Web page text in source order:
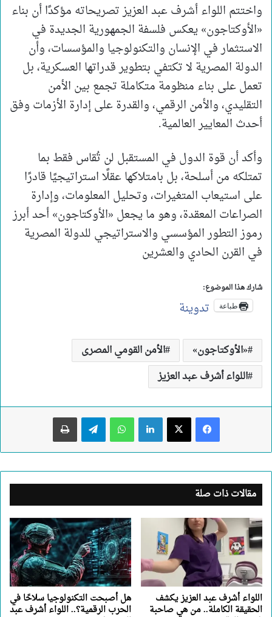
واختتم اللواء أشرف عبد العزيز تصريحاته مؤكدًا أن بناء
«الأوكتاجون» يعكس فلسفة الجمهورية الجديدة في
الاستثمار في الإنسان والتكنولوجيا والمؤسسات، وأن
الدولة المصرية لا تكتفي بتطوير قدراتها العسكرية، بل
تعمل على بناء منظومة متكاملة تجمع بين الأمن
التقليدي، والأمن الرقمي، والقدرة على إدارة الأزمات وفق
أحدث المعايير العالمية.
وأكد أن قوة الدول في المستقبل لن تُقاس فقط بما
تمتلكه من أسلحة، بل بامتلاكها عقلًا استراتيجيًا قادرًا
على استيعاب المتغيرات، وتحليل المعلومات، وإدارة
الصراعات المعقدة، وهو ما يجعل «الأوكتاجون» أحد أبرز
رموز التطور المؤسسي والاستراتيجي للدولة المصرية
في القرن الحادي والعشرين
شارك هذا الموضوع:
طباعة تدوينة
«الأوكتاجون»
الأمن القومي المصرى
اللواء أشرف عبد العزيز
لينكدإن واتساب تيلقرام طباعة
مقالات ذات صلة
اللواء أشرف عبد العزيز يكشف
الحقيقة الكاملة.. من هي صاحبة
هل أصبحت التكنولوجيا سلاحًا في
الحرب الرقمية؟.. اللواء أشرف عبد